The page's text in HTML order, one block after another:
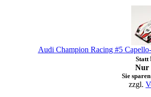
Audi Champion Racing #5
Statt
Nur
Sie
zzgl.